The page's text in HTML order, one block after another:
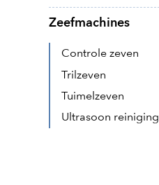
Zeefmachines
Controle zeven
Trilzeven
Tuimelzeven
Ultrasoon reiniging